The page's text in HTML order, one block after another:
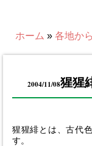
ホーム » 各地か
2004/11/08猩猩
猩猩緋とは、古代
す。